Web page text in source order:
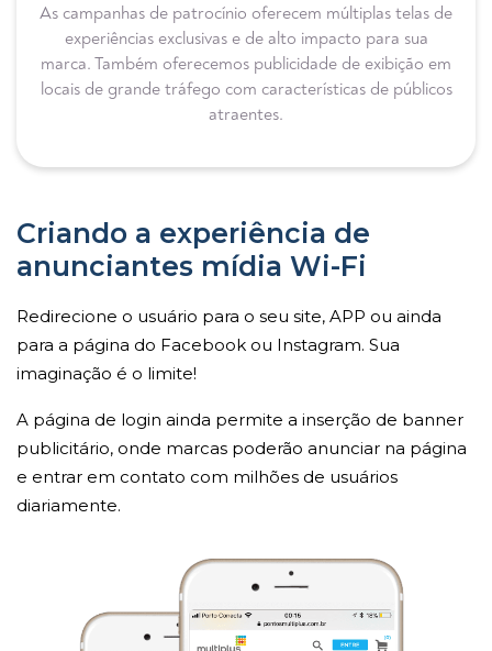
As campanhas de patrocínio oferecem múltiplas telas de
experiências exclusivas e de alto impacto para sua
marca. Também oferecemos publicidade de exibição em
locais de grande tráfego com características de públicos
atraentes.
Criando a experiência de
anunciantes mídia Wi-Fi
Redirecione o usuário para o seu site, APP ou ainda
para a página do Facebook ou Instagram. Sua
imaginação é o limite!
A página de login ainda permite a inserção de banner
publicitário, onde marcas poderão anunciar na página
e entrar em contato com milhões de usuários
diariamente.